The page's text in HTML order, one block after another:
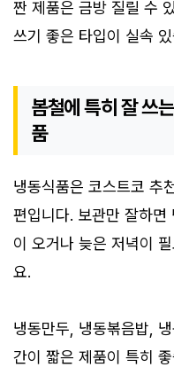
짠 제품은 금방 질릴 수
쓰기 좋은 타입이 실속
봄철에 특히 잘 쓰
품
냉동식품은 코스트코 추
편입니다. 보관만 잘하면
이 오거나 늦은 저녁이
요.
냉동만두, 냉동볶음밥,
간이 짧은 제품이 특히